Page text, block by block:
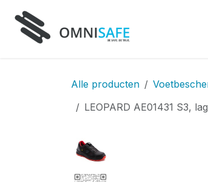
Alle producten
LEOPARD AE01431 S3,